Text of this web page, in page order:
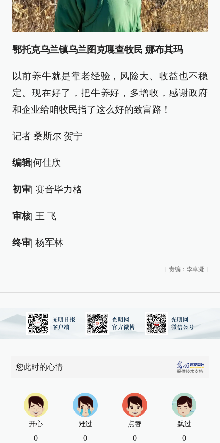
鄂托克乌兰镇乌兰图克嘎查牧民 娜布其玛
以前养牛就是靠老经验，风险大、收益也不稳
定。现在好了，把牛养好，多增收，感谢政府
和企业给咱牧民指了这么好的致富路！
记者 桑斯尔 贺宁
编辑|何佳欣
初审| 赛音毕力格
审核| 王 飞
终审| 杨军林
[ 责编：李卓凝 ]
您此时的心情
开心
0
难过
0
点赞
0
飘过
0